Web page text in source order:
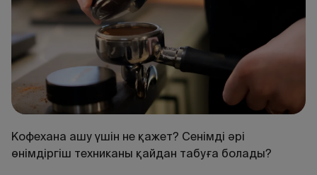
Кофехана ашу үшін не қажет? Сенімді әрі
өнімдіргіш техниканы қайдан табуға болады?